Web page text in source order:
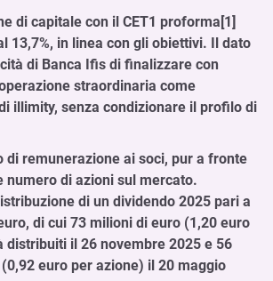
di capitale con il CET1 proforma[1]
13,7%, in linea con gli obiettivi. Il dato
di Banca Ifis di finalizzare con
straordinaria come
illimity, senza condizionare il profilo di
di remunerazione ai soci, pur a fronte
numero di azioni sul mercato.
di un dividendo 2025 pari a
di cui 73 milioni di euro (1,20 euro
distribuiti il 26 novembre 2025 e 56
euro per azione) il 20 maggio